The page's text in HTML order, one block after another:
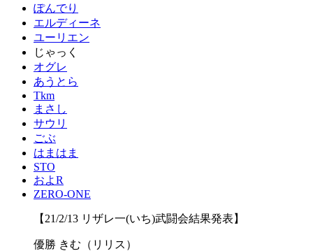
ぽんでり
エルディーネ
ユーリエン
じゃっく
オグレ
あうとら
Tkm
まさし
サウリ
ごぶ
はまはま
STO
およR
ZERO-ONE
【21/2/13 リザレ一(いち)武闘会結果発表】
優勝 きむ（リリス）